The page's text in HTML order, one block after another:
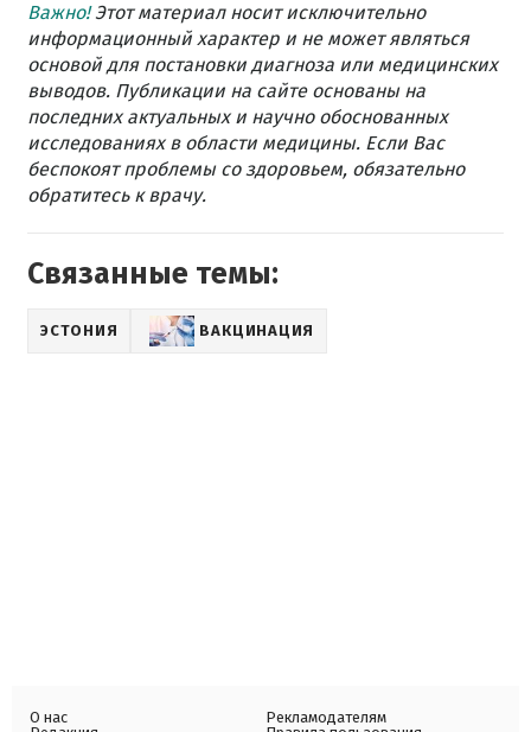
Важно!Этот материал носит исключительно
информационный характер и не может являться
основой для постановки диагноза или медицинских
выводов. Публикации на сайте основаны на
последних актуальных и научно обоснованных
исследованиях в области медицины. Если Вас
беспокоят проблемы со здоровьем, обязательно
обратитесь к врачу.
Связанные темы:
ЭСТОНИЯ ВАКЦИНАЦИЯ
О нас
Рекламодателям